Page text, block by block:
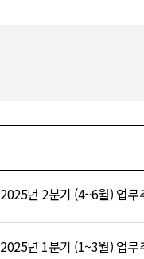
2025년 2분기 (4~6월) 업무
2025년 1분기 (1~3월) 업무